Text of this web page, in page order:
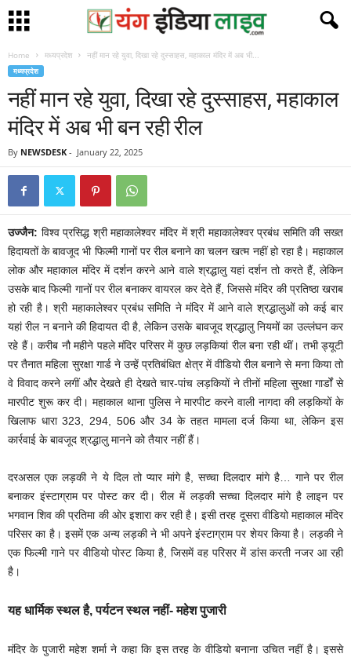
Home मध्यप्रदेश नहीं मान रहे युवा, दिखा रहे दुस्साहस, महाकाल मंदिर में अब भी...
मध्यप्रदेश
नहीं मान रहे युवा, दिखा रहे दुस्साहस, महाकाल
मंदिर में अब भी बन रही रील
By NEWSDESK - January 22, 2025
उज्जैन: विश्व प्रसिद्ध श्री महाकालेश्वर मंदिर में श्री महाकालेश्वर प्रबंध समिति की सख्त
हिदायतों के बावजूद भी फिल्मी गानों पर रील बनाने का चलन खत्म नहीं हो रहा है। महाकाल
लोक और महाकाल मंदिर में दर्शन करने आने वाले श्रद्धालु यहां दर्शन तो करते हैं, लेकिन
उसके बाद फिल्मी गानों पर रील बनाकर वायरल कर देते हैं, जिससे मंदिर की प्रतिष्ठा खराब
हो रही है। श्री महाकालेश्वर प्रबंध समिति ने मंदिर में आने वाले श्रद्धालुओं को कई बार
यहां रील न बनाने की हिदायत दी है, लेकिन उसके बावजूद श्रद्धालु नियमों का उल्लंघन कर
रहे हैं। करीब नौ महीने पहले मंदिर परिसर में कुछ लड़कियां रील बना रही थीं। तभी ड्यूटी
पर तैनात महिला सुरक्षा गार्ड ने उन्हें प्रतिबंधित क्षेत्र में वीडियो रील बनाने से मना किया तो
वे विवाद करने लगीं और देखते ही देखते चार-पांच लड़कियों ने तीनों महिला सुरक्षा गार्डों से
मारपीट शुरू कर दी। महाकाल थाना पुलिस ने मारपीट करने वाली नागदा की लड़कियों के
खिलाफ धारा 323, 294, 506 और 34 के तहत मामला दर्ज किया था, लेकिन इस
कार्रवाई के बावजूद श्रद्धालु मानने को तैयार नहीं हैं।
दरअसल एक लड़की ने ये दिल तो प्यार मांगे है, सच्चा दिलदार मांगे है… गाने पर रील
बनाकर इंस्टाग्राम पर पोस्ट कर दी। रील में लड़की सच्चा दिलदार मांगे है लाइन पर
भगवान शिव की प्रतिमा की ओर इशारा कर रही है। इसी तरह दूसरा वीडियो महाकाल मंदिर
परिसर का है। इसमें एक अन्य लड़की ने भी अपने इंस्टाग्राम पर शेयर किया है। लड़की ने
एक फिल्मी गाने पर वीडियो पोस्ट किया है, जिसमें वह परिसर में डांस करती नजर आ रही
है।
यह धार्मिक स्थल है, पर्यटन स्थल नहीं- महेश पुजारी
मंदिर के पुजारी महेश शर्मा ने कहा कि इस तरह के वीडियो बनाना उचित नहीं है। इससे